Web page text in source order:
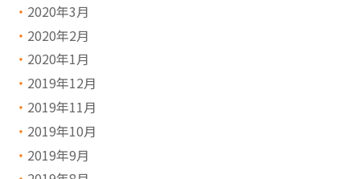
2020年3月
2020年2月
2020年1月
2019年12月
2019年11月
2019年10月
2019年9月